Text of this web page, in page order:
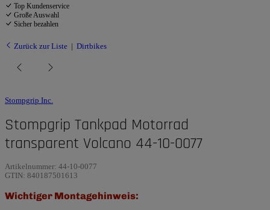
Top Kundenservice
Große Auswahl
Sicher bezahlen
Zurück zur Liste Dirtbikes
Stompgrip Inc.
Stompgrip Tankpad Motorrad
transparent Volcano 44-10-0077
Artikelnummer: 44-10-0077
GTIN: 840187501613
Wichtiger Montagehinweis: